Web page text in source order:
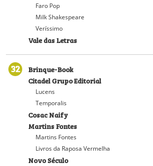
Faro Pop
Milk Shakespeare
Veríssimo
Vale das Letras
32
Brinque-Book
Citadel Grupo Editorial
Lucens
Temporalis
Cosac Naify
Martins Fontes
Martins Fontes
Livros da Raposa Vermelha
Novo Século